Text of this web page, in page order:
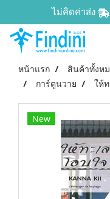
ไม่คิดค่าส่ง
หน้าแรก สินค้าทั้งห
การ์ตูนวาย
ให้
New